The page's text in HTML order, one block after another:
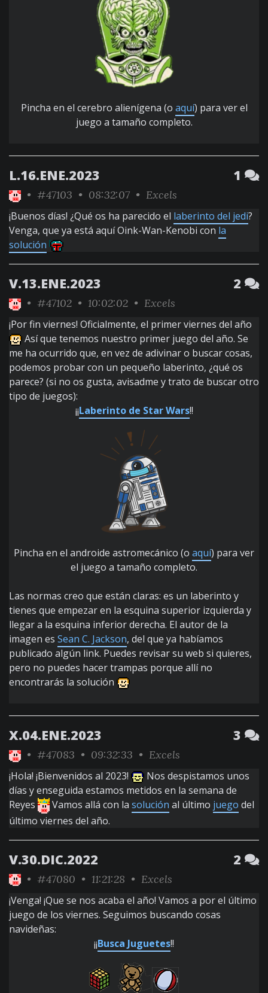
Pincha en el cerebro alienígena (o aquí) para ver el
juego a tamaño completo.
L.16.ENE.2023 1
• #47103 • 08:32:07 • Excels
¡Buenos días! ¿Qué os ha parecido el laberinto del jedi?
Venga, que ya está aquí Oink-Wan-Kenobi con la
solución
V.13.ENE.2023 2
• #47102 • 10:02:02 • Excels
¡Por fin viernes! Oficialmente, el primer viernes del año
Así que tenemos nuestro primer juego del año. Se
me ha ocurrido que, en vez de adivinar o buscar cosas,
podemos probar con un pequeño laberinto, ¿qué os
parece? (si no os gusta, avisadme y trato de buscar otro
tipo de juegos):
¡¡Laberinto de Star Wars!!
Pincha en el androide astromecánico (o aquí) para ver
el juego a tamaño completo.
Las normas creo que están claras: es un laberinto y
tienes que empezar en la esquina superior izquierda y
llegar a la esquina inferior derecha. El autor de la
imagen es Sean C. Jackson, del que ya habíamos
publicado algún link. Puedes revisar su web si quieres,
pero no puedes hacer trampas porque allí no
encontrarás la solución
X.04.ENE.2023 3
• #47083 • 09:32:33 • Excels
¡Hola! ¡Bienvenidos al 2023!
Nos despistamos unos
días y enseguida estamos metidos en la semana de
Reyes
Vamos allá con la solución al último juego del
último viernes del año.
V.30.DIC.2022 2
• #47080 • 11:21:28 • Excels
¡Venga! ¡Que se nos acaba el año! Vamos a por el último
juego de los viernes. Seguimos buscando cosas
navideñas:
¡¡Busca Juguetes!!